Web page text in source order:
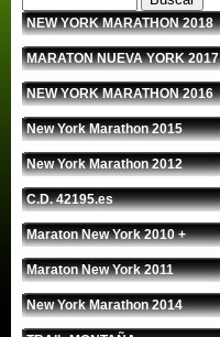
NEW YORK MARATHON 2018
MARATON NUEVA YORK 2017
NEW YORK MARATHON 2016
New York Marathon 2015
New York Marathon 2012
C.D. 42195.es
Maraton New York 2010 +
Maraton New York 2011
New York Marathon 2014